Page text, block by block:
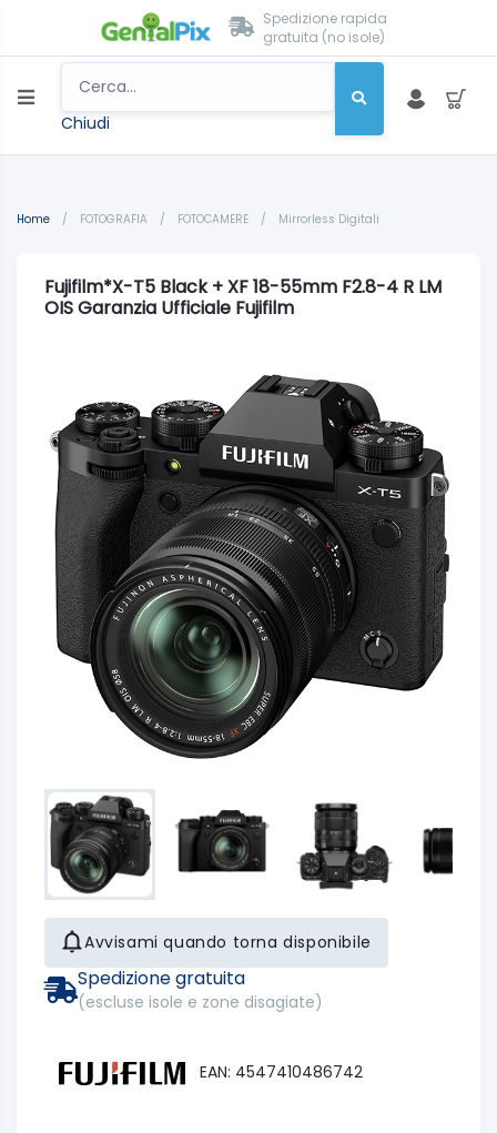
Spedizione rapida
gratuita (no isole)
Chiudi
Home / FOTOGRAFIA / FOTOCAMERE / Mirrorless Digitali
Fujifilm*X-T5 Black + XF 18-55mm F2.8-4 R LM
OIS Garanzia Ufficiale Fujifilm
Avvisami quando torna disponibile
Spedizione gratuita
(escluse isole e zone disagiate)
EAN: 4547410486742